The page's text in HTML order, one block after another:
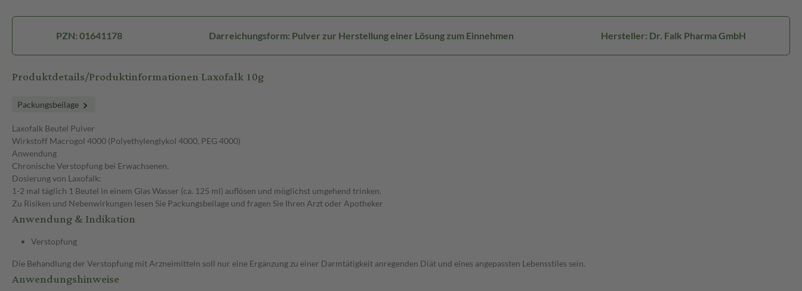
PZN: 01641178 Darreichungsform: Pulver zur Herstellung einer Lösung zum Einnehmen Hersteller: Dr. Falk Pharma GmbH
Produktdetails/Produktinformationen Laxofalk 10g
Packungsbeilage
Laxofalk Beutel Pulver
Wirkstoff Macrogol 4000 (Polyethylenglykol 4000, PEG 4000)
Anwendung
Chronische Verstopfung bei Erwachsenen.
Dosierung von Laxofalk:
1-2 mal täglich 1 Beutel in einem Glas Wasser (ca. 125 ml) auflösen und möglichst umgehend trinken.
Zu Risiken und Nebenwirkungen lesen Sie Packungsbeilage und fragen Sie Ihren Arzt oder Apotheker
Anwendung & Indikation
Verstopfung
Die Behandlung der Verstopfung mit Arzneimitteln soll nur eine Ergänzung zu einer Darmtätigkeit anregenden Diät und eines angepassten Lebensstiles sein.
Anwendungshinweise